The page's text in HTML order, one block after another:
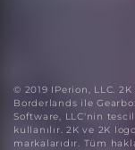
© 2019 IPerion, LLC. 2K
Borderlands ile
Software, LLC'nin
kullanılır. 2K ve 2K
markalarıdır. Tüm